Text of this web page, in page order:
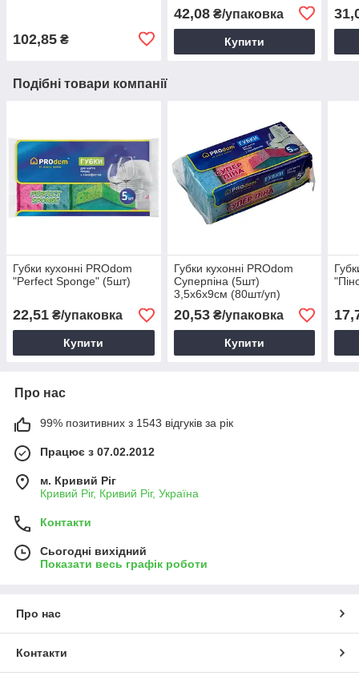
102,85 ₴
42,08₴/упаковка
Купити
Подібні товари компанії
Губки кухонні PROdom
"Perfect Sponge" (5шт)
22,51 ₴/упаковка
Купити
Губки кухонні PROdom
Суперпіна (5шт)
3,5х6х9см (80шт/уп)
20,53₴/упаковка
Купити
Про нас
99% позитивних з 1543 відгуків за рік
Працює з 07.02.2012
м. Кривий Ріг
Кривий Ріг, Кривий Ріг, Україна
Контакти
Сьогодні вихідний
Показати весь графік роботи
Про нас
Контакти